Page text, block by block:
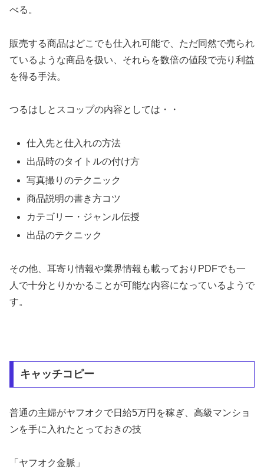
べる。
販売する商品はどこでも仕入れ可能で、ただ同然で売られ
ているような商品を扱い、それらを数倍の値段で売り利益
を得る手法。
つるはしとスコップの内容としては・・
仕入先と仕入れの方法
出品時のタイトルの付け方
写真撮りのテクニック
商品説明の書き方コツ
カテゴリー・ジャンル伝授
出品のテクニック
その他、耳寄り情報や業界情報も載っておりPDFでも一
人で十分とりかかることが可能な内容になっているようで
す。
キャッチコピー
普通の主婦がヤフオクで日給5万円を稼ぎ、高級マンショ
ンを手に入れたとっておきの技
「ヤフオク金脈」